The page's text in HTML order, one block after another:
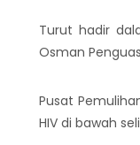
Turut hadir
Osman
Pusat
HIV di bawah